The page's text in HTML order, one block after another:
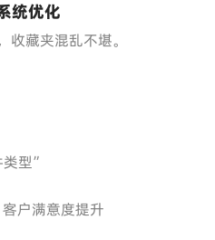
统优化
藏夹混乱不堪。
型”
户满意度提升